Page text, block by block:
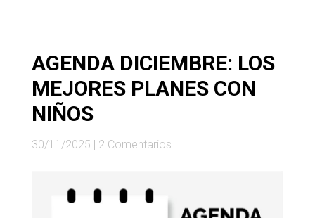
AGENDA DICIEMBRE: LOS
MEJORES PLANES CON
NIÑOS
30/11/2025 2 Comentarios